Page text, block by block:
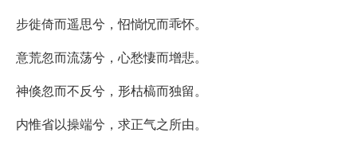
步徙倚而遥思兮，怊惝怳而乖怀。
意荒忽而流荡兮，心愁悽而增悲。
神倏忽而不反兮，形枯槁而独留。
内惟省以操端兮，求正气之所由。